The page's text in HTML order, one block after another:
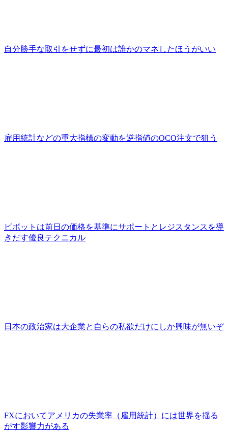
自分勝手な取引をせずに最初は誰かのマネしたほうがいい
雇用統計などの重大指標の変動を逆指値のOCO注文で狙う
ピボットは前日の価格を基準にサポートとレジスタンスを導
きだす優良テクニカル
日本の政治家は大企業と自らの私欲だけにしか興味が無いぞ
FXにおいてアメリカの失業率（雇用統計）には世界を揺る
がす影響力がある